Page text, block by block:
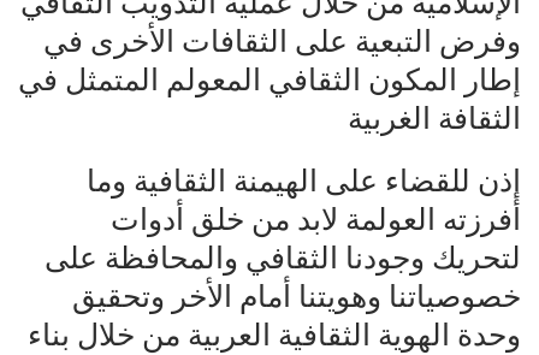
وفرض التبعية على الثقافات الأخرى في
إطار المكون الثقافي المعولم المتمثل في
الثقافة الغربية
إذن للقضاء على الهيمنة الثقافية وما
أفرزته العولمة لابد من خلق أدوات
لتحريك وجودنا الثقافي والمحافظة على
خصوصياتنا وهويتنا أمام الأخر وتحقيق
وحدة الهوية الثقافية العربية من خلال بناء